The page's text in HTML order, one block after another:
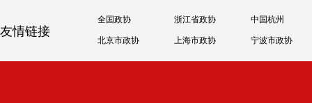
友情链接
全国政协 浙江省政协 中国杭州
北京市政协 上海市政协 宁波市政协